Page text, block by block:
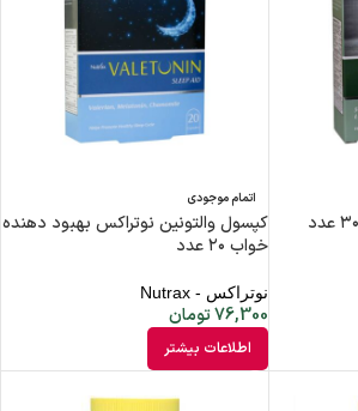
اتمام موجودی
کپسول والتونین نوتراکس بهبود دهنده
خواب ۲۰ عدد
نوتراکس - Nutrax
76,300تومان
اطلاعات بیشتر